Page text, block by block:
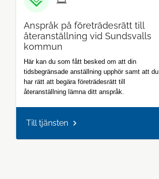
Anspråk på företrädesrätt till
återanställning vid Sundsvalls
kommun
Här kan du som fått besked om att din
tidsbegränsade anställning upphör samt att du
har rätt att begära företrädesrätt till
återanställning lämna ditt anspråk.
Till tjänsten